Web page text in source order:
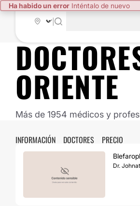
Ha habido un error Inténtalo de nuevo
ORIENTE
Más de 1954 médicos y
INFORMACIÓN DOCTORES PRECIO
Dr.